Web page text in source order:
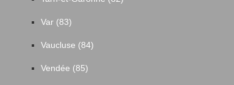
Var (83)
Vaucluse (84)
Vendée (85)